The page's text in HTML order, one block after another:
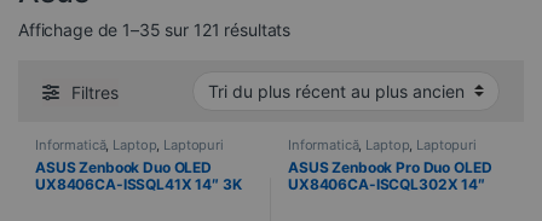
Affichage de 1–35 sur 121 résultatsTrié du plus récent au plus
Filtres
Informatică, Laptop, Laptopuri
ASUS Zenbook Duo OLED
UX8406CA-ISSQL41X 14″ 3K
Informatică, Laptop, Laptopuri
ASUS Zenbook Pro Duo OLED
UX8406CA-ISCQL302X 14″